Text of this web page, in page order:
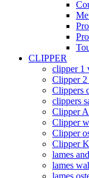
CLIPPER
clipper 1
Clipper 2
Clippers
clippers
Clipper
Clipper
Clipper
Clipper
lames
lames
lames